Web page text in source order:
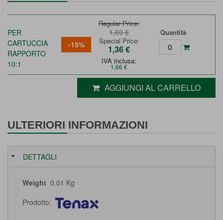
PER
CARTUCCIA
RAPPORTO
10:1
-15%
Regular Price
1,60 €
Special Price
1,36 €
IVA inclusa:
1,66 €
Quantità
AGGIUNGI AL CARRELLO
ULTERIORI INFORMAZIONI
DETTAGLI
Weight 0.01 Kg
Prodotto: